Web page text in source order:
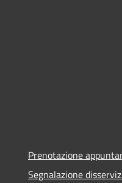
Prenotazione
Segnalazione